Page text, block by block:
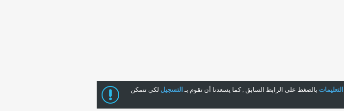
التعليمات بالضغط على الرابط السابق , كما يسعدنا أن تقوم بـالتسجيل لكي تتمكن